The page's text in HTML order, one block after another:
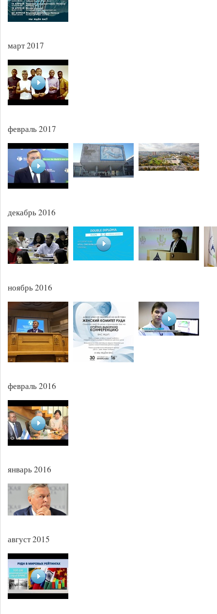
март 2017
февраль 2017
декабрь 2016
ноябрь 2016
февраль 2016
январь 2016
август 2015